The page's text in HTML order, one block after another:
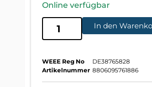
Online verfügbar
In den
WEEE Reg No
DE38765828
Artikelnummer 8806095761886